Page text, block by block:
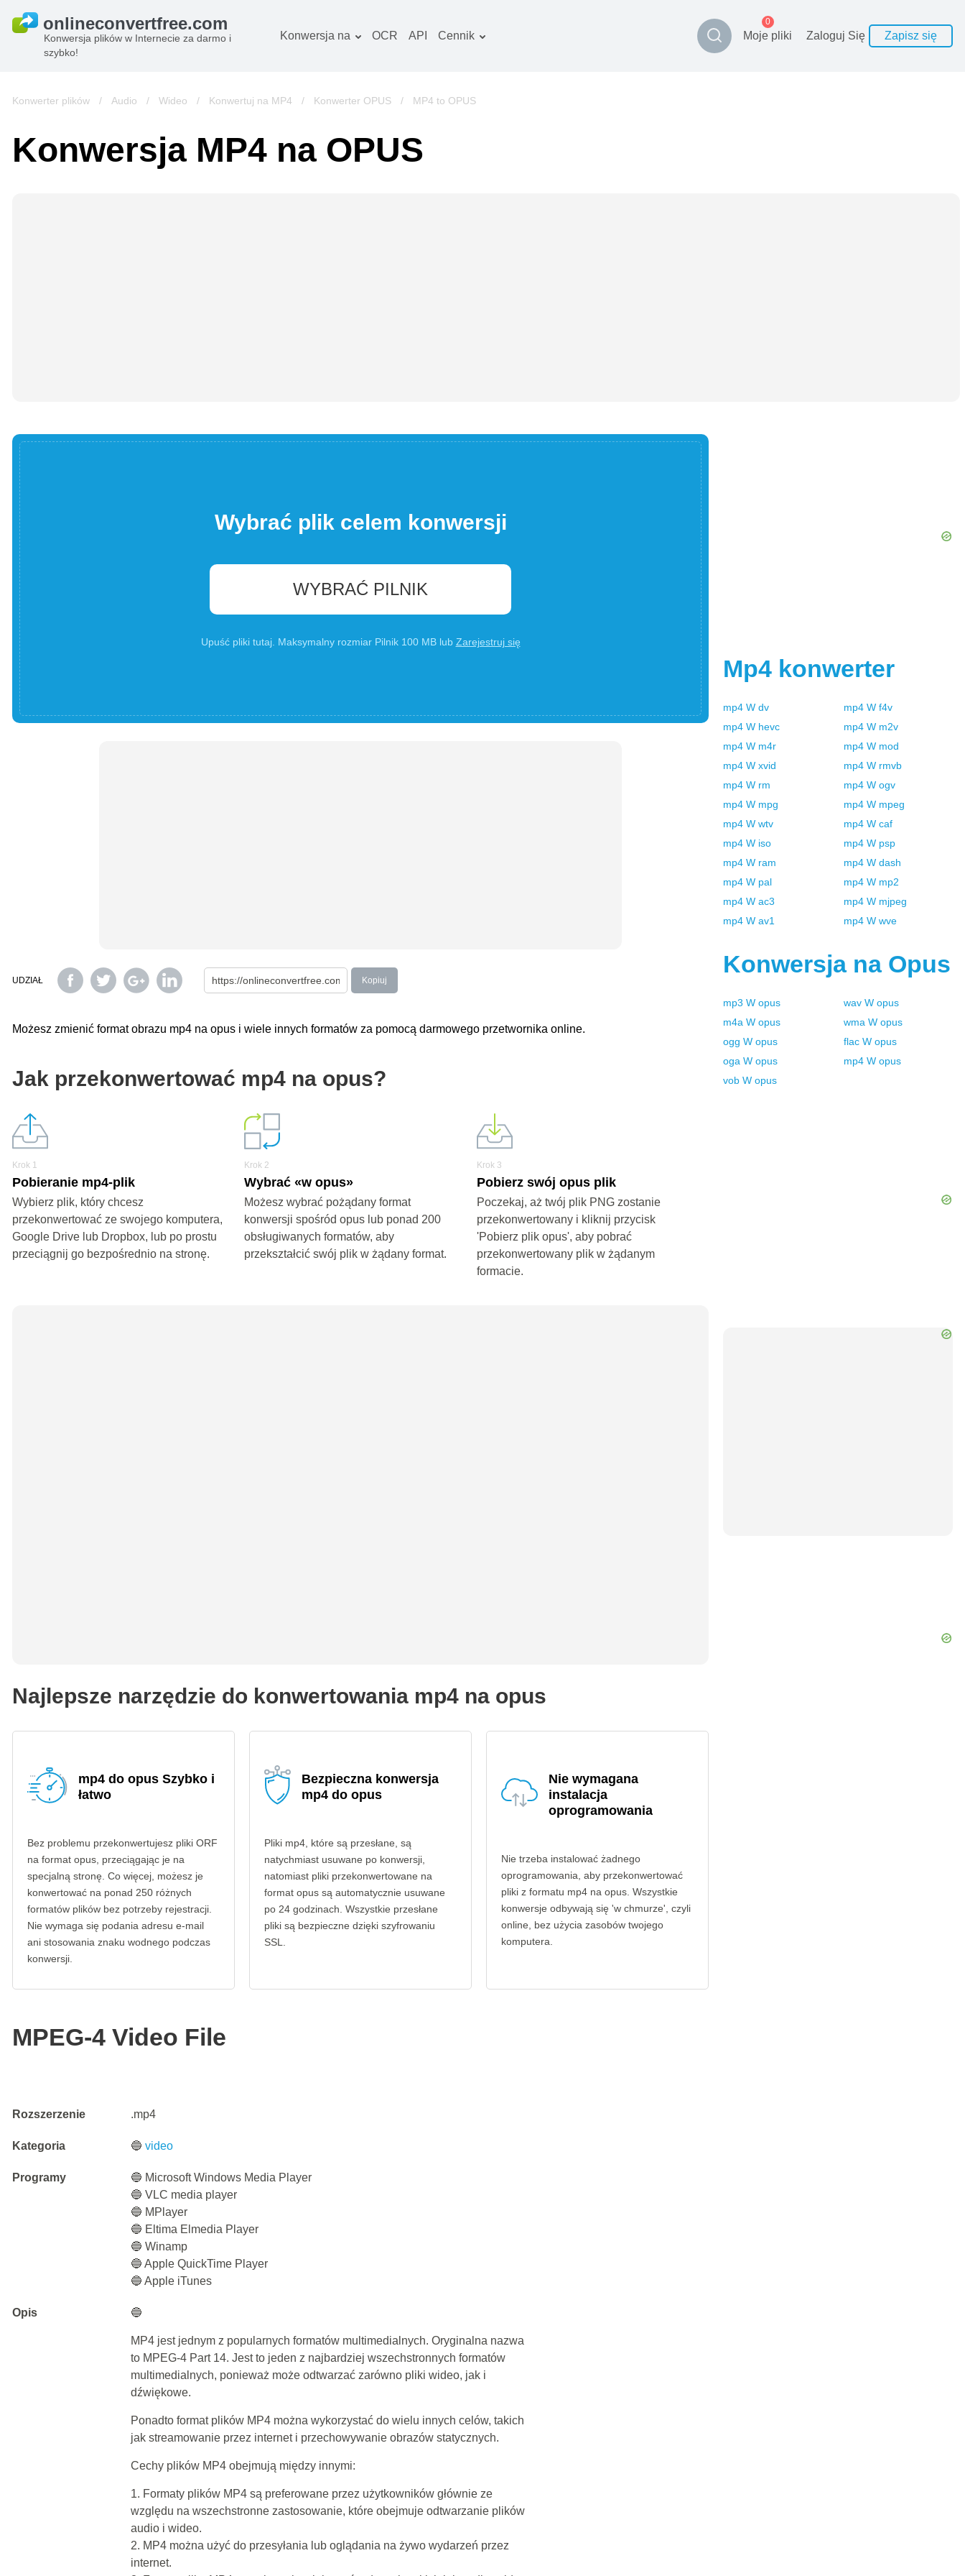
Konwersja plików w Internecie za darmo i
szybko!
Konwersja na
Obraz konwerter
Books konwerter
OCR API Cennik Moje pliki
0
Zaloguj Się Zapisz się
Konwerter plików / Audio / Wideo / Konwertuj na MP4 / Konwerter OPUS / MP4 to OPUS
Konwersja MP4 na OPUS
Wybrać plik celem konwersji
WYBRAĆ PILNIK
Upuść pliki tutaj. Maksymalny rozmiar Pilnik 100 MB lub Zarejestruj się
UDZIAŁ Kopiuj
Możesz zmienić format obrazu mp4 na opus i wiele innych formatów za pomocą darmowego przetwornika online.
Jak przekonwertować mp4 na opus?
Krok 1
Pobieranie mp4-plik
Wybierz plik, który chcesz
przekonwertować ze swojego komputera,
Google Drive lub Dropbox, lub po prostu
przeciągnij go bezpośrednio na stronę.
Krok 2
Wybrać «w opus»
Możesz wybrać pożądany format
konwersji spośród opus lub ponad 200
obsługiwanych formatów, aby
przekształcić swój plik w żądany format.
Krok 3
Pobierz swój opus plik
Poczekaj, aż twój plik PNG zostanie
przekonwertowany i kliknij przycisk
'Pobierz plik opus', aby pobrać
przekonwertowany plik w żądanym
formacie.
Najlepsze narzędzie do konwertowania mp4 na opus
mp4 do opus Szybko i
łatwo
Bez problemu przekonwertujesz pliki ORF
na format opus, przeciągając je na
specjalną stronę. Co więcej, możesz je
konwertować na ponad 250 różnych
formatów plików bez potrzeby rejestracji.
Nie wymaga się podania adresu e-mail
ani stosowania znaku wodnego podczas
konwersji.
Bezpieczna konwersja
mp4 do opus
Pliki mp4, które są przesłane, są
natychmiast usuwane po konwersji,
natomiast pliki przekonwertowane na
format opus są automatycznie usuwane
po 24 godzinach. Wszystkie przesłane
pliki są bezpieczne dzięki szyfrowaniu
SSL.
Nie wymagana
instalacja
oprogramowania
Nie trzeba instalować żadnego
oprogramowania, aby przekonwertować
pliki z formatu mp4 na opus. Wszystkie
konwersje odbywają się 'w chmurze', czyli
online, bez użycia zasobów twojego
komputera.
MPEG-4 Video File
Rozszerzenie .mp4
Kategoria 🔵video
Programy
🔵 Microsoft Windows Media Player
🔵 VLC media player
🔵 MPlayer
🔵 Eltima Elmedia Player
🔵 Winamp
🔵 Apple QuickTime Player
🔵 Apple iTunes
Opis 🔵
MP4 jest jednym z popularnych formatów multimedialnych. Oryginalna nazwa
to MPEG-4 Part 14. Jest to jeden z najbardziej wszechstronnych formatów
multimedialnych, ponieważ może odtwarzać zarówno pliki wideo, jak i
dźwiękowe.
Ponadto format plików MP4 można wykorzystać do wielu innych celów, takich
jak streamowanie przez internet i przechowywanie obrazów statycznych.
Cechy plików MP4 obejmują między innymi:
1. Formaty plików MP4 są preferowane przez użytkowników głównie ze
względu na wszechstronne zastosowanie, które obejmuje odtwarzanie plików
audio i wideo.
2. MP4 można użyć do przesyłania lub oglądania na żywo wydarzeń przez
internet.
Mp4 konwerter
mp4 W dv mp4 W f4v
mp4 W hevc mp4 W m2v
mp4 W m4r mp4 W mod
mp4 W xvid mp4 W rmvb
mp4 W rm mp4 W ogv
mp4 W mpg mp4 W mpeg
mp4 W wtv mp4 W caf
mp4 W iso mp4 W psp
mp4 W ram mp4 W dash
mp4 W pal mp4 W mp2
mp4 W ac3 mp4 W mjpeg
mp4 W av1 mp4 W wve
Konwersja na Opus
mp3 W opus wav W opus
m4a W opus wma W opus
ogg W opus flac W opus
oga W opus mp4 W opus
vob W opus